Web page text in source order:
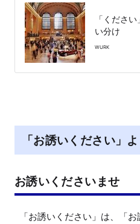
「くださ
い分け
WURK
「お誘いください」
お誘いくださいませ
「お誘いください」は、「